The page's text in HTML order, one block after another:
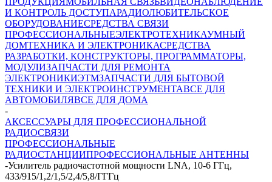
И КОНТРОЛЬ ДОСТУПАРАДИОЛЮБИТЕЛЬСКОЕ
ОБОРУДОВАНИЕСРЕДСТВА СВЯЗИ
ПРОФЕССИОНАЛЬНЫЕЭЛЕКТРОТЕХНИКАУМНЫЙ
ДОМТЕХНИКА И ЭЛЕКТРОНИКАСРЕДСТВА
РАЗРАБОТКИ, КОНСТРУКТОРЫ, ПРОГРАММАТОРЫ,
МОДУЛИЗАПЧАСТИ ДЛЯ РЕМОНТА
ЭЛЕКТРОНИКИЭТМЗАПЧАСТИ ДЛЯ БЫТОВОЙ
ТЕХНИКИ И ЭЛЕКТРОИНСТРУМЕНТАВСЕ ДЛЯ
АВТОМОБИЛЯВСЕ ДЛЯ ДОМА
-
АКСЕССУАРЫ ДЛЯ ПРОФЕССИОНАЛЬНОЙ
РАДИОСВЯЗИ
ПРОФЕССИОНАЛЬНЫЕ
РАДИОСТАНЦИИПРОФЕССИОНАЛЬНЫЕ АНТЕННЫ
-Усилитель радиочастотной мощности LNA, 10-6 ГГц,
433/915/1,2/1,5/2,4/5,8/ГГГц